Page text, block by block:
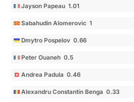
Jayson Papeau 1.01
Sabahudin Alomeroviс 1
Dmytro Pospelov 0.66
Peter Ouaneh 0.5
Andrea Padula 0.46
Alexandru Constantin Benga 0.33